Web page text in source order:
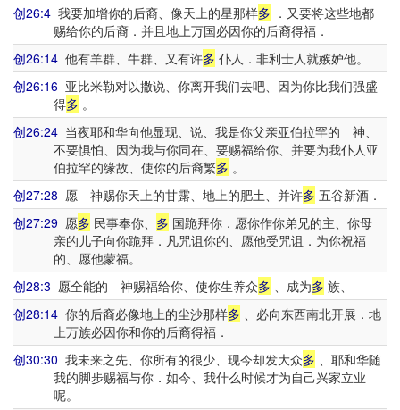
创26:4 我要加增你的后裔、像天上的星那样多 ．又要将这些地都
赐给你的后裔．并且地上万国必因你的后裔得福．
创26:14 他有羊群、牛群、又有许多 仆人．非利士人就嫉妒他。
创26:16 亚比米勒对以撒说、你离开我们去吧、因为你比我们强盛
得多 。
创26:24 当夜耶和华向他显现、说、我是你父亲亚伯拉罕的 神、
不要惧怕、因为我与你同在、要赐福给你、并要为我仆人亚
伯拉罕的缘故、使你的后裔繁多 。
创27:28 愿 神赐你天上的甘露、地上的肥土、并许多 五谷新酒．
创27:29 愿多 民事奉你、 多 国跪拜你．愿你作你弟兄的主、你母
亲的儿子向你跪拜．凡咒诅你的、愿他受咒诅．为你祝福
的、愿他蒙福。
创28:3 愿全能的 神赐福给你、使你生养众多 、成为多 族、
创28:14 你的后裔必像地上的尘沙那样多 、必向东西南北开展．地
上万族必因你和你的后裔得福．
创30:30 我未来之先、你所有的很少、现今却发大众多 、耶和华随
我的脚步赐福与你．如今、我什么时候才为自己兴家立业
呢。